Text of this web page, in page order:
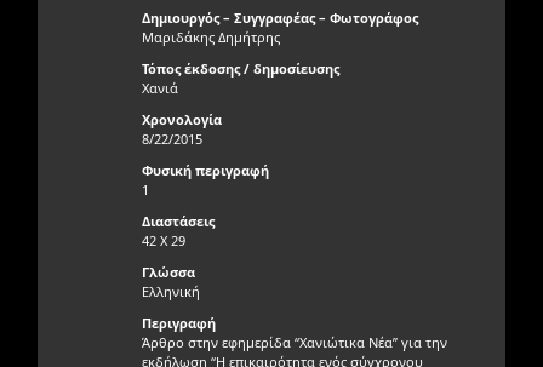
Δημιουργός – Συγγραφέας – Φωτογράφος
Μαριδάκης Δημήτρης
Τόπος έκδοσης / δημοσίευσης
Χανιά
Χρονολογία
8/22/2015
Φυσική περιγραφή
1
Διαστάσεις
42 Χ 29
Γλώσσα
Ελληνική
Περιγραφή
Άρθρο στην εφημερίδα “Χανιώτικα Νέα” για την
εκδήλωση “Η επικαιρότητα ενός σύγχρονου